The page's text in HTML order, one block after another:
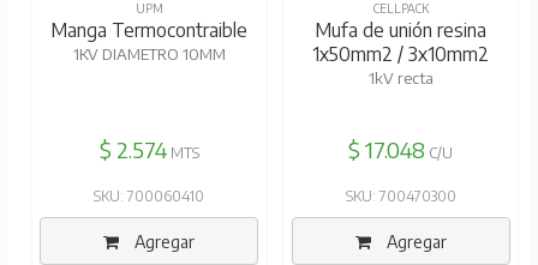
UPM
Manga Termocontraible
1KV DIAMETRO 10MM
$ 2.574MTS
SKU: 700060410
Agregar
CELLPACK
Mufa de unión resina
1x50mm2 / 3x10mm2
1kV recta
$ 17.048 C/U
SKU: 700470300
Agregar